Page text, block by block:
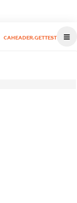
CAHEADER.GETTEST